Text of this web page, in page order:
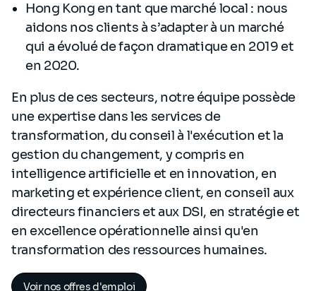
Hong Kong en tant que marché local : nous
aidons nos clients à s’adapter à un marché
qui a évolué de façon dramatique en 2019 et
en 2020.
En plus de ces secteurs, notre équipe possède
une expertise dans les services de
transformation, du conseil à l'exécution et la
gestion du changement, y compris en
intelligence artificielle et en innovation, en
marketing et expérience client, en conseil aux
directeurs financiers et aux DSI, en stratégie et
en excellence opérationnelle ainsi qu'en
transformation des ressources humaines.
Voir nos offres d'emploi